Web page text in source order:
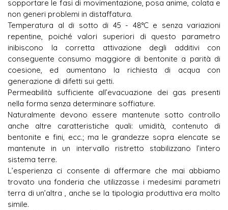
sopportare le fasi di movimentazione, posa anime, colata e
non generi problemi in distaffatura.
Temperatura al di sotto di 45 - 48°C e senza variazioni
repentine, poiché valori superiori di questo parametro
inibiscono la corretta attivazione degli additivi con
conseguente consumo maggiore di bentonite a parità di
coesione, ed aumentano la richiesta di acqua con
generazione di difetti sui getti.
Permeabilità sufficiente all’evacuazione dei gas presenti
nella forma senza determinare soffiature.
Naturalmente devono essere mantenute sotto controllo
anche altre caratteristiche quali: umidità, contenuto di
bentonite e fini, ecc.; ma le grandezze sopra elencate se
mantenute in un intervallo ristretto stabilizzano l’intero
sistema terre.
L’esperienza ci consente di affermare che mai abbiamo
trovato una fonderia che utilizzasse i medesimi parametri
terra di un’altra , anche se la tipologia produttiva era molto
simile.